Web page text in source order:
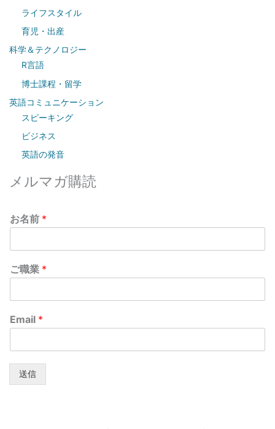
ライフスタイル
育児・出産
科学＆テクノロジー
R言語
博士課程・留学
英語コミュニケーション
スピーキング
ビジネス
英語の発音
メルマガ購読
お名前 *
ご職業 *
Email *
送信